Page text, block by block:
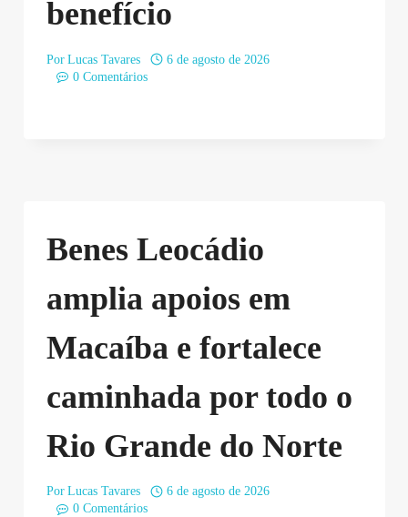
benefício
Por Lucas Tavares
6 de agosto de 2026
0 Comentários
Benes Leocádio
amplia apoios em
Macaíba e fortalece
caminhada por todo o
Rio Grande do Norte
Por Lucas Tavares
6 de agosto de 2026
0 Comentários